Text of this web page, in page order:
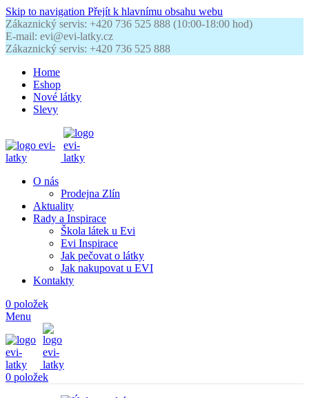
Skip to navigation Přejít k hlavnímu obsahu webu
Zákaznický servis: +420 736 525 888 (10:00-18:00 hod)
E-mail: evi@evi-latky.cz
Zákaznický servis: +420 736 525 888
Home
Eshop
Nové látky
Slevy
O nás
Prodejna Zlín
Aktuality
Rady a Inspirace
Škola látek u Evi
Evi Inspirace
Jak pečovat o látky
Jak nakupovat u EVI
Kontakty
0 položek
Menu
0 položek